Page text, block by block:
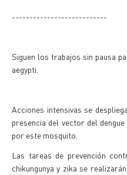
---------------------------
Siguen los trabajos sin pausa
aegypti.
Acciones intensivas se
presencia del vector del
por este mosquito.
Las tareas de prevención
chikungunya y zika se